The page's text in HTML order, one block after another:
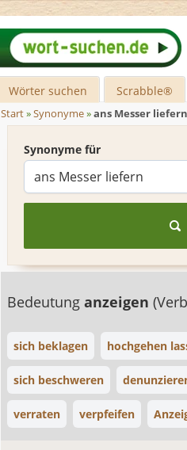
Wörter suchen Scrabble®
Start»Synonyme»ans Messer liefern
Synonyme für
Bedeutung anzeigen
sich beklagen hochgehen
sich beschweren
verraten verpfeifen